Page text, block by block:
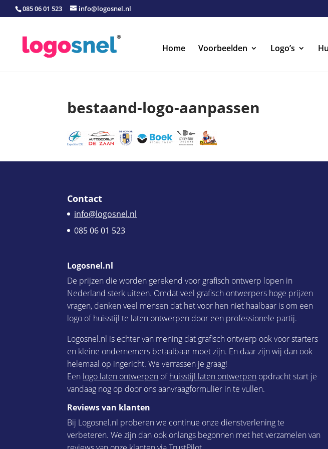
085 06 01 523 info@logosnel.nl
Home Voorbeelden Logo’s
bestaand-logo-aanpassen
Contact
info@logosnel.nl
085 06 01 523
Logosnel.nl
De prijzen die worden gerekend voor grafisch ontwerp lopen in
Nederland sterk uiteen. Omdat veel grafisch ontwerpers hoge prijzen
vragen, denken veel mensen dat het voor hen niet haalbaar is om een
logo of huisstijl te laten ontwerpen door een professionele partij.
Logosnel.nl is echter van mening dat grafisch ontwerp ook voor starters
en kleine ondernemers betaalbaar moet zijn. En daar zijn wij dan ook
helemaal op ingericht. We verrassen je graag!
Een logo laten ontwerpen ofhuisstijl laten ontwerpen opdracht start je
vandaag nog op door ons aanvraagformulier in te vullen.
Reviews van klanten
Bij Logosnel.nl proberen we continue onze dienstverlening te
verbeteren. We zijn dan ook onlangs begonnen met het verzamelen van